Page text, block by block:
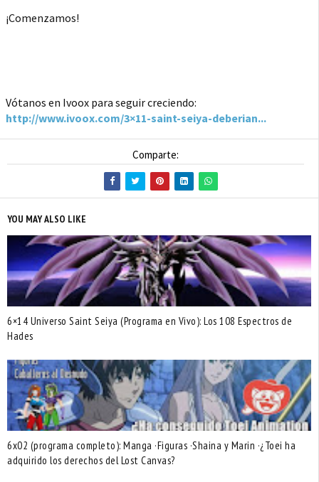
¡Comenzamos!
Vótanos en Ivoox para seguir creciendo:
http://www.ivoox.com/3×11-saint-seiya-deberian...
Comparte:
YOU MAY ALSO LIKE
6×14 Universo Saint Seiya (Programa en Vivo): Los 108 Espectros de
Hades
6x02 (programa completo): Manga ·Figuras ·Shaina y Marin ·¿Toei ha
adquirido los derechos del Lost Canvas?